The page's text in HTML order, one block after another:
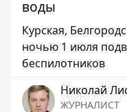
воды
Курская,
ночью 1 июля
беспилотников
Николай
ЖУРНАЛИСТ